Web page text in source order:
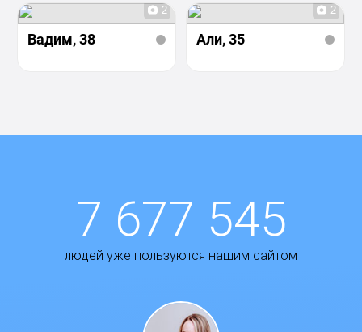
2
Вадим, 38
2
Али, 35
7 677 545
людей уже пользуются нашим сайтом